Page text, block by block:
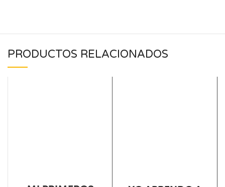
PRODUCTOS RELACIONADOS